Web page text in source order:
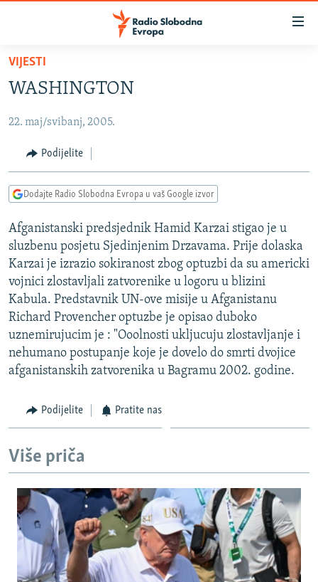
Pređite
glavni
Pređite
Pređite
pretragu
SRBIJA
KOSOVO
VIZUELNO
VIDEO
FOTOGALERIJE
INFOGRAFIKE
PODCASTI
RAT U UKRAJINI
KINA NA BALKANU
RSE PRIČE IZ SVIJETA
ISPRIČAJ MI
DNEVNO@RSE
VIŠE OD NASLOVA
POPLAVE I KLIZIŠTA U BIH 2024.
TV LIBERTY
POST SCRIPTUM
MOJA EVROPA
TRI DECENIJE OD RATA U BIH
Sve RFE/RL stranice
VIJESTI
WASHINGTON
22. maj/svibanj, 2005.
Podijelite
Dodajte Radio Slobodna Evropa u vaš Google izvor
Afganistanski predsjednik Hamid Karzai stigao je u
sluzbenu posjetu Sjedinjenim Drzavama. Prije dolaska
Karzai je izrazio sokiranost zbog optuzbi da su americki
vojnici zlostavljali zatvorenike u logoru u blizini
Kabula. Predstavnik UN-ove misije u Afganistanu
Richard Provencher optuzbe je opisao duboko
uznemirujucim je : "Ooolnosti ukljucuju zlostavljanje i
nehumano postupanje koje je dovelo do smrti dvojice
afganistanskih zatvorenika u Bagramu 2002. godine.
Podijelite Pratite nas
Više priča